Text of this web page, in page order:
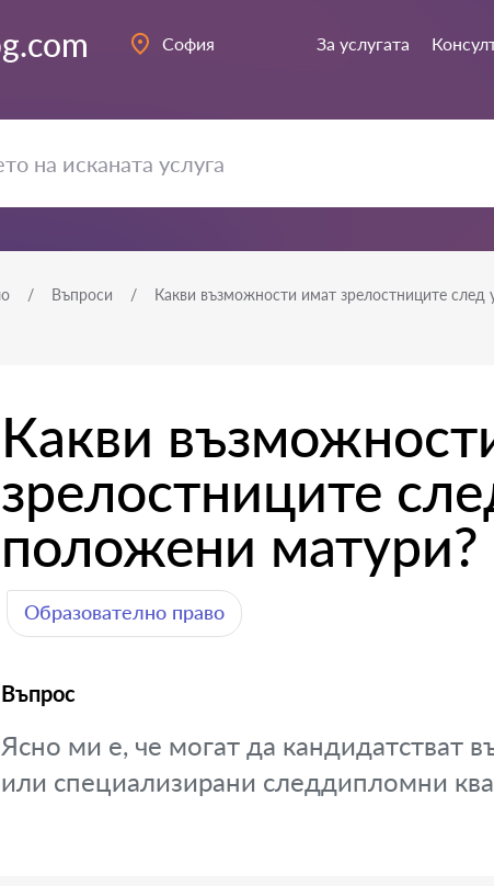
София За услугата
Въпроси Какви възможности имат зрелостниците
Какви
зрелостниците
положени матури?
Образователно право
Въпрос
Ясно ми е, че могат да кандидатстват
или специализирани следдипломни